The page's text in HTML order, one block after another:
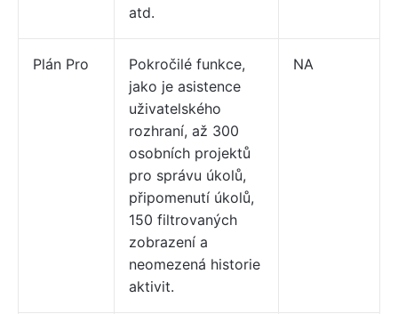
atd.
Plán Pro
Pokročilé funkce,
jako je asistence
uživatelského
rozhraní, až 300
osobních projektů
pro správu úkolů,
připomenutí úkolů,
150 filtrovaných
zobrazení a
neomezená historie
aktivit.
NA